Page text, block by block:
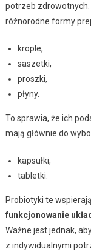
potrzeb zdrowotnych.
różnorodne formy
krople,
saszetki,
proszki,
płyny.
To sprawia, że ich
mają głównie do
kapsułki,
tabletki.
Probiotyki te
funkcjonowanie
Ważne jest jednak,
z indywidualnymi